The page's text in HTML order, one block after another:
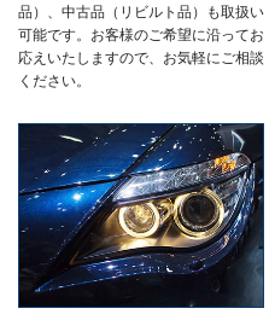
品）、中古品（リビルト品）も取扱い
可能です。お客様のご希望に沿ってお
応えいたしますので、お気軽にご相談
ください。